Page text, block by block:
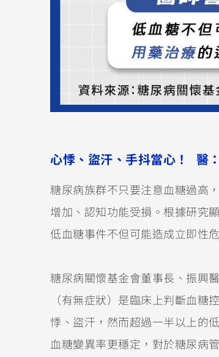
心悸、盜汗、手抖當心！ 醫
糖尿病族群不只要注意血糖過高
增加、認知功能受損。根據研究
低血糖事件不但可能造成立即性
糖尿病關懷基金會董事長、振興
（有無症狀）是臨床上判斷血糖
悸、盜汗，然而超過一半以上的
血糖變異率更穩定，對於糖尿病